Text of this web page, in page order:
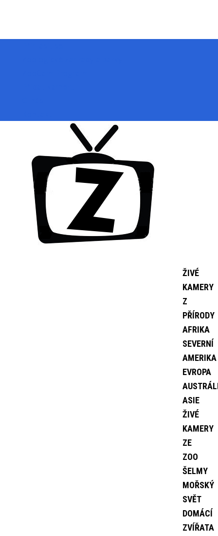
ŽIVÉ
KAMERY
Z
PŘÍRODY
AFRIKA
SEVERNÍ
AMERIKA
EVROPA
ASIE
ŽIVÉ
KAMERY
ZE
ZOO
ŠELMY
MOŘSKÝ
SVĚT
DOMÁCÍ
ZVÍŘATA